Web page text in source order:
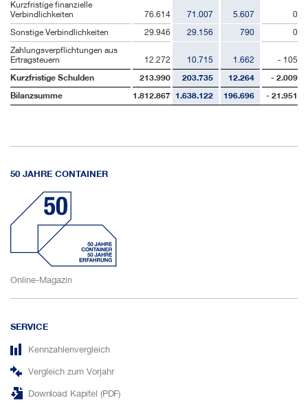
Kurzfristige finanzielle
Verbindlichkeiten
76.614 71.007 5.607
0
Sonstige Verbindlichkeiten
29.946 29.156 790
0
Zahlungsverpflichtungen aus
Ertragsteuern
12.272 10.715 1.662 - 105
Kurzfristige Schulden 213.990 203.735 12.264
- 2.009
Bilanzsumme
1.812.867 1.638.122 196.696 - 21.951
50 JAHRE CONTAINER
Online-Magazin
SERVICE
Kennzahlenvergleich
Vergleich zum Vorjahr
Download Kapitel (PDF)